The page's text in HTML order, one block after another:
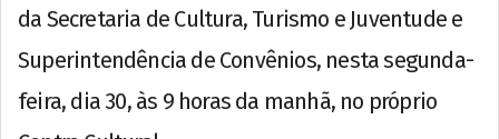
da Secretaria de Cultura, Turismo e Juventude e
Superintendência de Convênios, nesta segunda-
feira, dia 30, às 9 horas da manhã, no próprio